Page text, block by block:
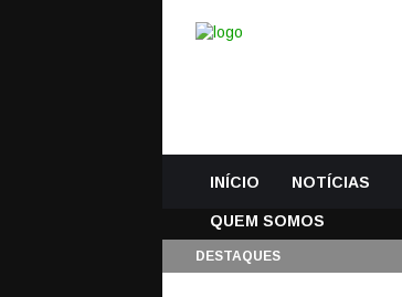
INÍCIO NOTÍCIAS
QUEM SOMOS
DESTAQUES